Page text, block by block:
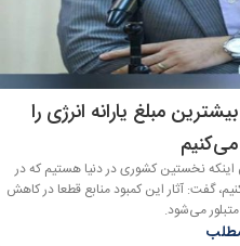
مبلغ یارانه انرژی را
نخستین کشوری در دنیا هستیم که در
گفت: آثار این کمبود منابع قطعا در کاهش
می‌شود.